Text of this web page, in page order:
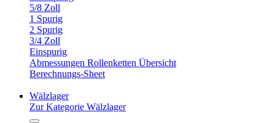
5/8 Zoll
1 Spurig
2 Spurig
3/4 Zoll
Einspurig
Abmessungen Rollenketten Übersicht
Berechnungs-Sheet
Wälzlager
Zur Kategorie Wälzlager